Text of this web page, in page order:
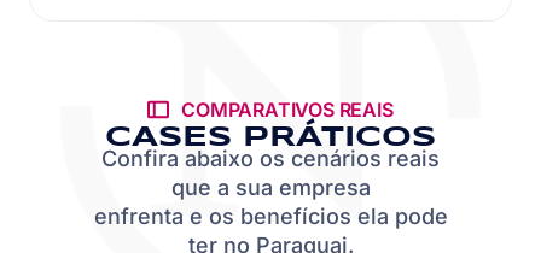
COMPARATIVOS REAIS
CASES PRÁTICOS
Confira abaixo os cenários reais
que a sua empresa
enfrenta e os benefícios ela pode
ter no Paraguai.